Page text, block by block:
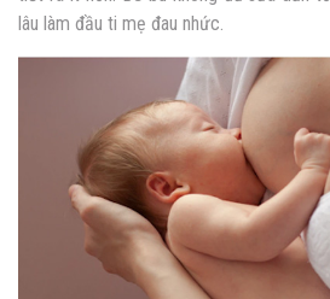
lâu làm đầu ti mẹ đau nhức.